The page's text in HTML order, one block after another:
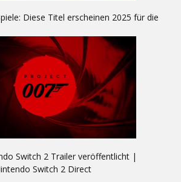
Diese Titel erscheinen 2025 für die
Switch 2 Trailer veröffentlicht |
Switch 2 Direct